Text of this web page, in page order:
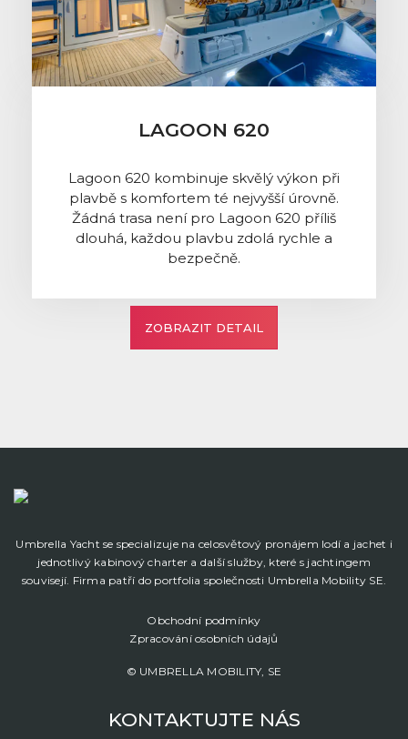
LAGOON 620
Lagoon 620 kombinuje skvělý výkon při
plavbě s komfortem té nejvyšší úrovně.
Žádná trasa není pro Lagoon 620 příliš
dlouhá, každou plavbu zdolá rychle a
bezpečně.
ZOBRAZIT DETAIL
Umbrella Yacht se specializuje na celosvětový pronájem lodí a jachet i
jednotlivý kabinový charter a další služby, které s jachtingem
souvisejí. Firma patří do portfolia společnosti Umbrella Mobility SE.
Obchodní podmínky
Zpracování osobních údajů
© UMBRELLA MOBILITY, SE
KONTAKTUJTE NÁS